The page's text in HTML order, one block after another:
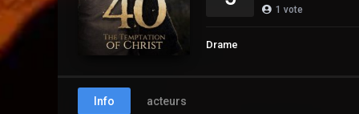
1 vote
Drame
Info acteurs